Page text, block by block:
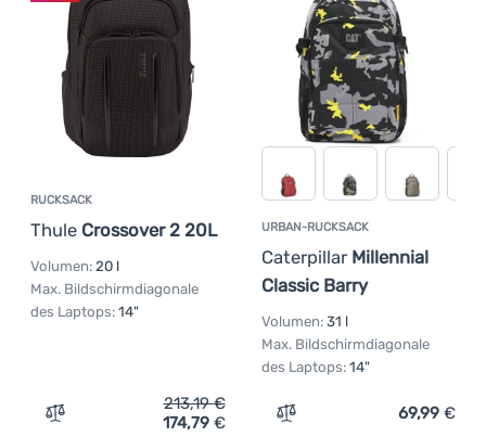
RUCKSACK
Thule Crossover 2 20L
Volumen: 20 l
Max. Bildschirmdiagonale
des Laptops: 14"
Zum Vergleich 'Rucksack Thule Crossover 2 20L'
213,19€
174,79 €
URBAN-RUCKSACK
Caterpillar Millennial
Classic Barry
Volumen: 31 l
Max. Bildschirmdiagonale
des Laptops: 14"
Zum Vergleich 'Urban-
69,99 €